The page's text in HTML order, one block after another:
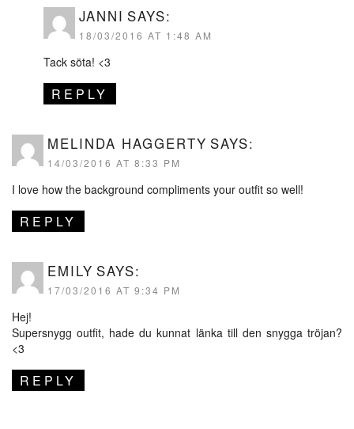
JANNI SAYS:
18/03/2016 AT 1:48 AM
Tack söta! <3
REPLY
MELINDA HAGGERTY SAYS:
14/03/2016 AT 8:33 PM
I love how the background compliments your outfit so well!
REPLY
EMILY SAYS:
17/03/2016 AT 9:34 PM
Hej!
Supersnygg outfit, hade du kunnat länka till den snygga tröjan?
<3
REPLY